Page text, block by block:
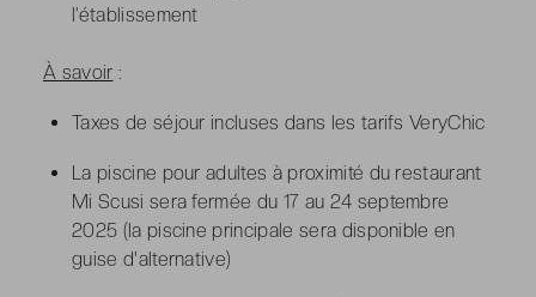
l’établissement
À savoir :
Taxes de séjour incluses dans les tarifs VeryChic
La piscine pour adultes à proximité du restaurant
Mi Scusi sera fermée du 17 au 24 septembre
2025 (la piscine principale sera disponible en
guise d'alternative)